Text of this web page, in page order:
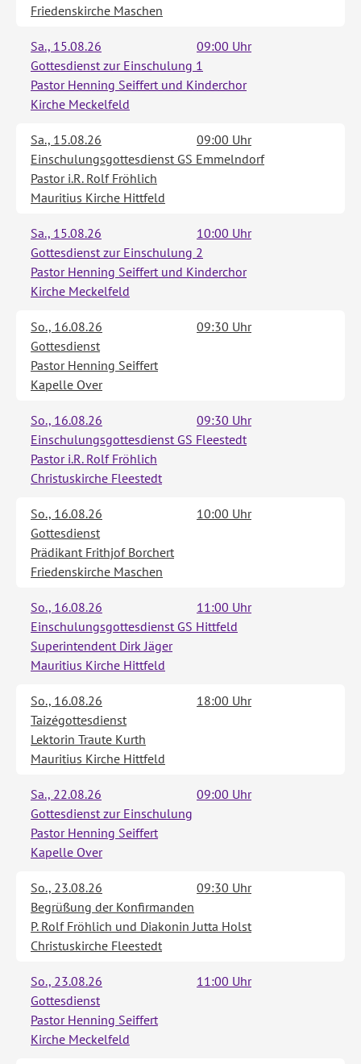
Friedenskirche Maschen
Sa., 15.08.26
09:00 Uhr
Gottesdienst zur Einschulung 1
Pastor Henning Seiffert und Kinderchor
Kirche Meckelfeld
Sa., 15.08.26
09:00 Uhr
Einschulungsgottesdienst GS Emmelndorf
Pastor i.R. Rolf Fröhlich
Mauritius Kirche Hittfeld
Sa., 15.08.26
10:00 Uhr
Gottesdienst zur Einschulung 2
Pastor Henning Seiffert und Kinderchor
Kirche Meckelfeld
So., 16.08.26
09:30 Uhr
Gottesdienst
Pastor Henning Seiffert
Kapelle Over
So., 16.08.26
09:30 Uhr
Einschulungsgottesdienst GS Fleestedt
Pastor i.R. Rolf Fröhlich
Christuskirche Fleestedt
So., 16.08.26
10:00 Uhr
Gottesdienst
Prädikant Frithjof Borchert
Friedenskirche Maschen
So., 16.08.26
11:00 Uhr
Einschulungsgottesdienst GS Hittfeld
Superintendent Dirk Jäger
Mauritius Kirche Hittfeld
So., 16.08.26
18:00 Uhr
Taizégottesdienst
Lektorin Traute Kurth
Mauritius Kirche Hittfeld
Sa., 22.08.26
09:00 Uhr
Gottesdienst zur Einschulung
Pastor Henning Seiffert
Kapelle Over
So., 23.08.26
09:30 Uhr
Begrüßung der Konfirmanden
P. Rolf Fröhlich und Diakonin Jutta Holst
Christuskirche Fleestedt
So., 23.08.26
11:00 Uhr
Gottesdienst
Pastor Henning Seiffert
Kirche Meckelfeld